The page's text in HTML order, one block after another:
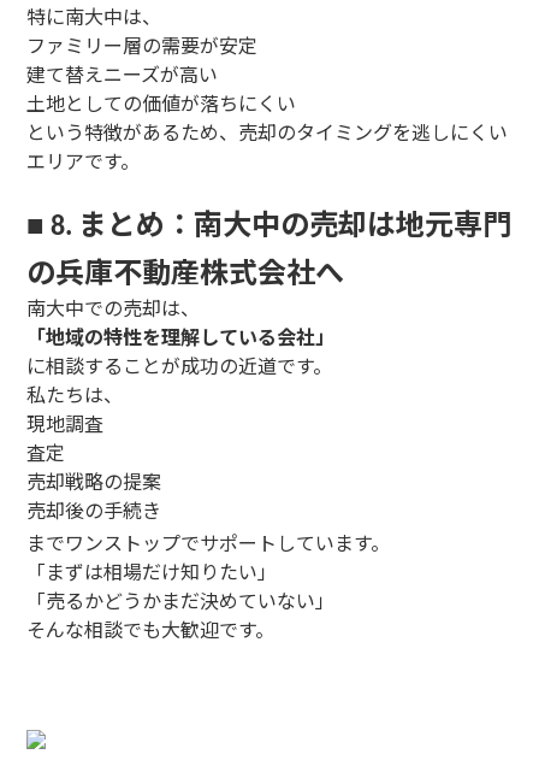
特に南大中は、
ファミリー層の需要が安定
建て替えニーズが高い
土地としての価値が落ちにくい
という特徴があるため、売却のタイミングを逃しにくい
エリアです。
■ 8. まとめ：南大中の売却は地元専門
の兵庫不動産株式会社へ
南大中での売却は、
「地域の特性を理解している会社」
に相談することが成功の近道です。
私たちは、
現地調査
査定
売却戦略の提案
売却後の手続き
までワンストップでサポートしています。
「まずは相場だけ知りたい」
「売るかどうかまだ決めていない」
そんな相談でも大歓迎です。